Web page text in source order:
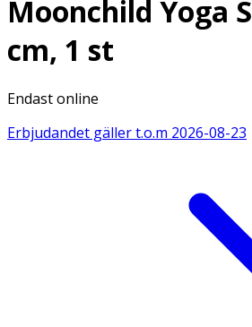
Moonchild Yoga
cm, 1 st
Endast online
Erbjudandet gäller t.o.m 2026-08-23